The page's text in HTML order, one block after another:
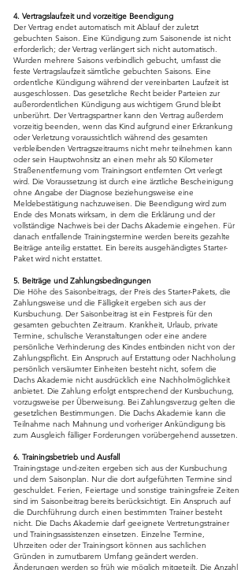
4. Vertragslaufzeit und vorzeitige Beendigung
Der Vertrag endet automatisch mit Ablauf der zuletzt
gebuchten Saison. Eine Kündigung zum Saisonende ist nicht
erforderlich; der Vertrag verlängert sich nicht automatisch.
Wurden mehrere Saisons verbindlich gebucht, umfasst die
feste Vertragslaufzeit sämtliche gebuchten Saisons. Eine
ordentliche Kündigung während der vereinbarten Laufzeit ist
ausgeschlossen. Das gesetzliche Recht beider Parteien zur
außerordentlichen Kündigung aus wichtigem Grund bleibt
unberührt. Der Vertragspartner kann den Vertrag außerdem
vorzeitig beenden, wenn das Kind aufgrund einer Erkrankung
oder Verletzung voraussichtlich während des gesamten
verbleibenden Vertragszeitraums nicht mehr teilnehmen kann
oder sein Hauptwohnsitz an einen mehr als 50 Kilometer
Straßenentfernung vom Trainingsort entfernten Ort verlegt
wird. Die Voraussetzung ist durch eine ärztliche Bescheinigung
ohne Angabe der Diagnose beziehungsweise eine
Meldebestätigung nachzuweisen. Die Beendigung wird zum
Ende des Monats wirksam, in dem die Erklärung und der
vollständige Nachweis bei der Dachs Akademie eingehen. Für
danach entfallende Trainingstermine werden bereits gezahlte
Beiträge anteilig erstattet. Ein bereits ausgehändigtes Starter-
Paket wird nicht erstattet.
5. Beiträge und Zahlungsbedingungen
Die Höhe des Saisonbeitrags, der Preis des Starter-Pakets, die
Zahlungsweise und die Fälligkeit ergeben sich aus der
Kursbuchung. Der Saisonbeitrag ist ein Festpreis für den
gesamten gebuchten Zeitraum. Krankheit, Urlaub, private
Termine, schulische Veranstaltungen oder eine andere
persönliche Verhinderung des Kindes entbinden nicht von der
Zahlungspflicht. Ein Anspruch auf Erstattung oder Nachholung
persönlich versäumter Einheiten besteht nicht, sofern die
Dachs Akademie nicht ausdrücklich eine Nachholmöglichkeit
anbietet. Die Zahlung erfolgt entsprechend der Kursbuchung,
vorzugsweise per Überweisung. Bei Zahlungsverzug gelten die
gesetzlichen Bestimmungen. Die Dachs Akademie kann die
Teilnahme nach Mahnung und vorheriger Ankündigung bis
zum Ausgleich fälliger Forderungen vorübergehend aussetzen.
6. Trainingsbetrieb und Ausfall
Trainingstage und-zeiten ergeben sich aus der Kursbuchung
und dem Saisonplan. Nur die dort aufgeführten Termine sind
geschuldet. Ferien, Feiertage und sonstige trainingsfreie Zeiten
sind im Saisonbeitrag bereits berücksichtigt. Ein Anspruch auf
die Durchführung durch einen bestimmten Trainer besteht
nicht. Die Dachs Akademie darf geeignete Vertretungstrainer
und Trainingsassistenzen einsetzen. Einzelne Termine,
Uhrzeiten oder der Trainingsort können aus sachlichen
Gründen in zumutbarem Umfang geändert werden.
Änderungen werden so früh wie möglich mitgeteilt. Die Anzahl